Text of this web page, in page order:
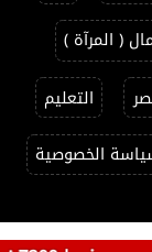
( المرآة )
التعليم
الخصوصية